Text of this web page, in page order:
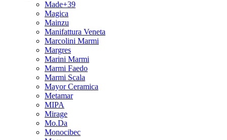
Made+39
Magica
Mainzu
Manifattura Veneta
Marcolini Marmi
Margres
Marini Marmi
Marmi Faedo
Marmi Scala
Mayor Ceramica
Metamar
MIPA
Mirage
Mo.Da
Monocibec